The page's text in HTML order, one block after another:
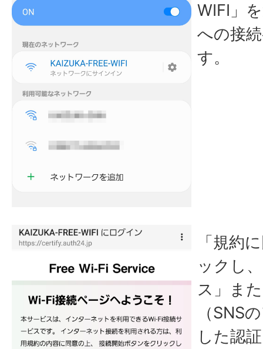
WIFI」
への接
す。
「規約
ックし
ス」ま
（SNS
した認